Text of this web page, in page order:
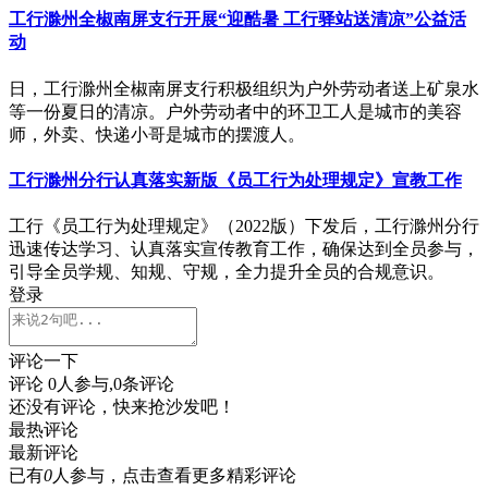
工行滁州全椒南屏支行开展“迎酷暑 工行驿站送清凉”公益活
动
日，工行滁州全椒南屏支行积极组织为户外劳动者送上矿泉水
等一份夏日的清凉。户外劳动者中的环卫工人是城市的美容
师，外卖、快递小哥是城市的摆渡人。
工行滁州分行认真落实新版《员工行为处理规定》宣教工作
工行《员工行为处理规定》（2022版）下发后，工行滁州分行
迅速传达学习、认真落实宣传教育工作，确保达到全员参与，
引导全员学规、知规、守规，全力提升全员的合规意识。
登录
评论一下
评论 0人参与,0条评论
还没有评论，快来抢沙发吧！
最热评论
最新评论
已有0人参与，点击查看更多精彩评论